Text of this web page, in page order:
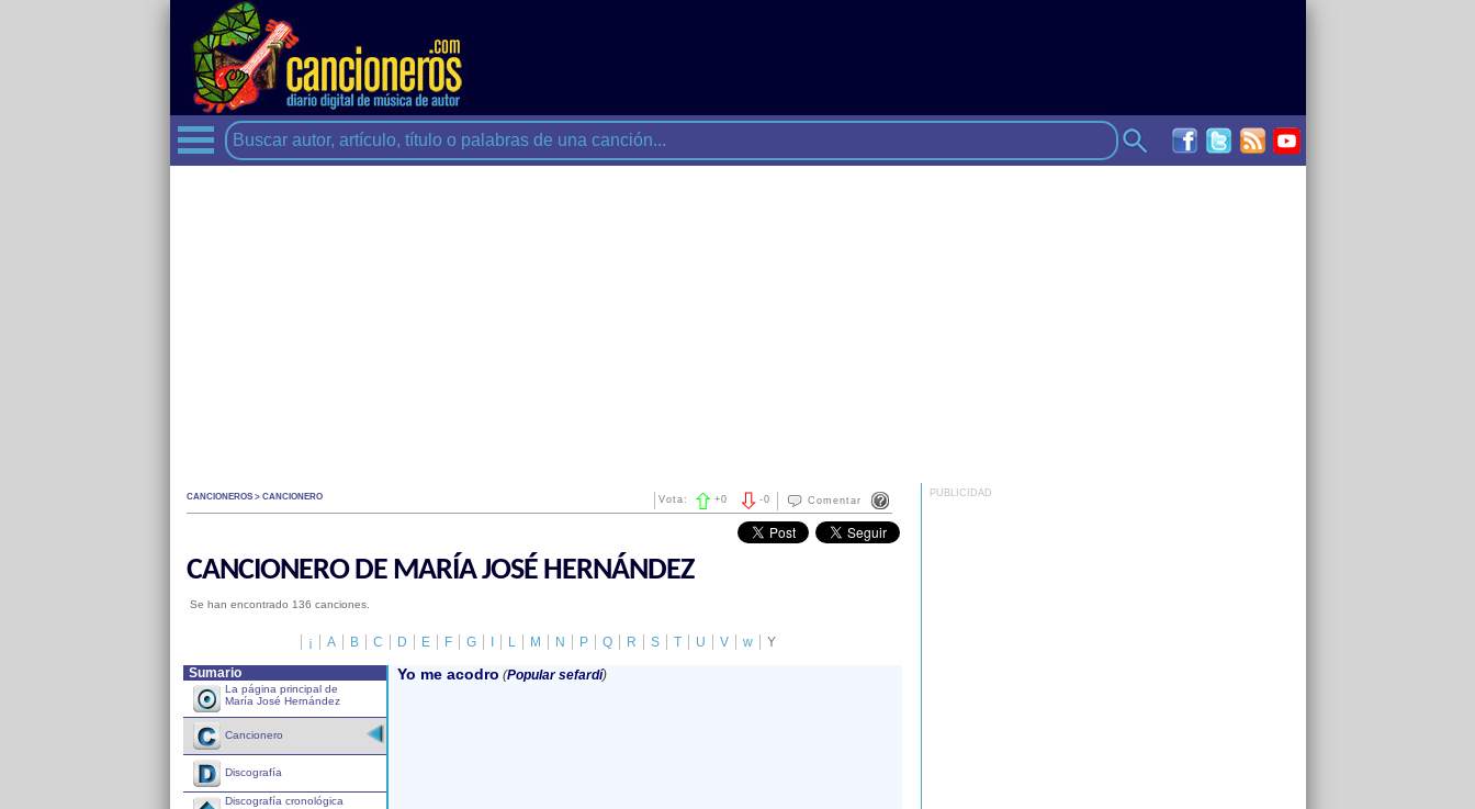
CANCIONEROS > CANCIONERO Comentar
-0
Vota: +0
CANCIONERO DE MARÍA JOSÉ HERNÁNDEZ
Se han encontrado 136 canciones.
¡ A B C D E F G L M N P Q R S T U V w
Y
Sumario
La página principal de
María José Hernández
Cancionero
Discografía
Discografía cronológica
Yo me acodro (Popular sefardí)
PUBLICIDAD